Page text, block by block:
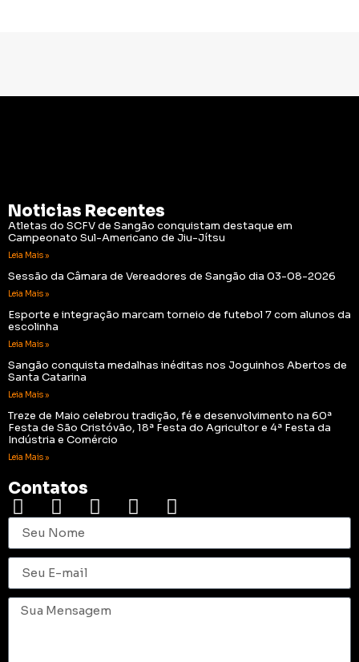
Noticias Recentes
Atletas do SCFV de Sangão conquistam destaque em
Campeonato Sul-Americano de Jiu-Jítsu
Leia Mais »
Sessão da Câmara de Vereadores de Sangão dia 03-08-2026
Leia Mais »
Esporte e integração marcam torneio de futebol 7 com alunos da
escolinha
Leia Mais »
Sangão conquista medalhas inéditas nos Joguinhos Abertos de
Santa Catarina
Leia Mais »
Treze de Maio celebrou tradição, fé e desenvolvimento na 60ª
Festa de São Cristóvão, 18ª Festa do Agricultor e 4ª Festa da
Indústria e Comércio
Leia Mais »
Contatos